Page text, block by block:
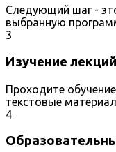
Следующий шаг -
выбранную
3
Изучение лекций
Проходите
текстовые
4